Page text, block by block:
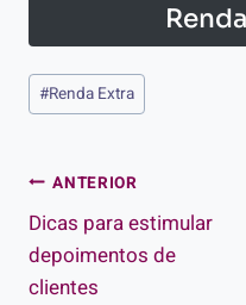
Tags
do
#Renda Extra
Navegação
de
Post
ANTERIOR
Dicas para estimular
depoimentos de
clientes